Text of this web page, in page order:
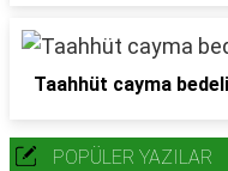
Taahhüt cayma
POPÜLER YAZILAR